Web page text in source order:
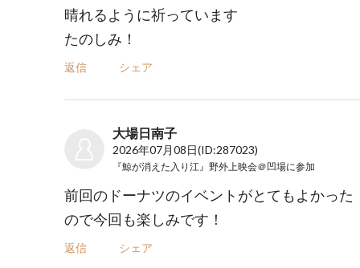
晴れるように祈っています
たのしみ！
返信 シェア
大場日南子
2026年07月08日(ID:287023)
『鯨が消えた入り江』野外上映会＠凹場に参加
前回のドーナツのイベントがとてもよかった
ので今回も楽しみです！
返信 シェア